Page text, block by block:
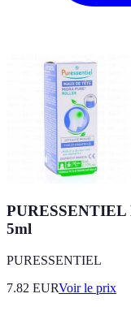
PURESSENTIEL
5ml
PURESSENTIEL
7.82 EURVoir le prix